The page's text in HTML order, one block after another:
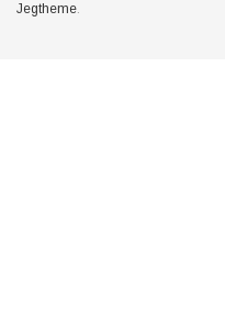
Jegtheme.